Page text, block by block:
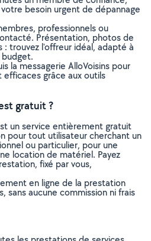
besoin urgent de dépannage
professionnels ou
Présentation, photos de
: trouvez l'offreur idéal, adapté à
la messagerie AlloVoisins pour
grâce aux outils
gratuit ?
un service entièrement gratuit
pour tout utilisateur cherchant un
ou particulier, pour une
location de matériel. Payez
fixé par vous,
en ligne de la prestation
sans aucune commission ni frais